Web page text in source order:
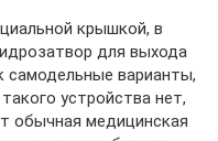
крышкой, в
для выхода
самодельные варианты,
устройства нет,
обычная медицинская